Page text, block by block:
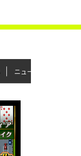
ニュース＆トピックス